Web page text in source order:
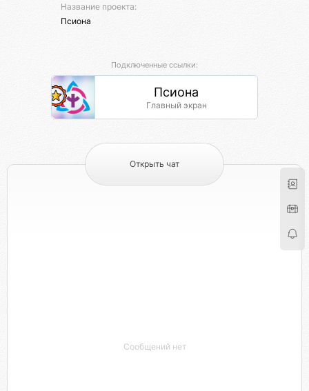
Название проекта:
Псиона
Подключенные ссылки:
Псиона
Главный экран
Открыть чат
Сообщений нет